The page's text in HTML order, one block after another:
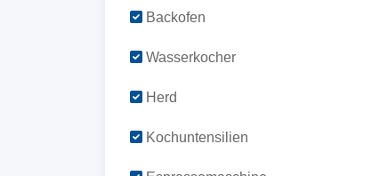
Backofen
Wasserkocher
Herd
Kochuntensilien